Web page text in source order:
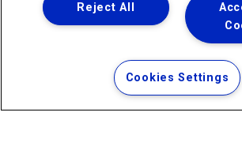
Uma empresa
Copyright ® 2026 - Todos os
Termos Gerais de Uso de Sites e
Política de Privacidade e Proteção
Reject All
Cookies Settings